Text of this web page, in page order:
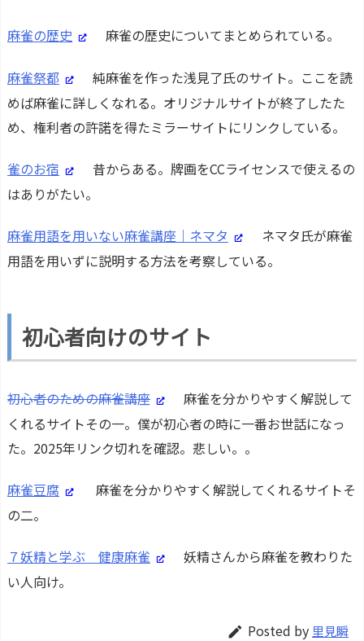
麻雀の歴史 麻雀の歴史についてまとめられている。
麻雀祭都
純麻雀を作った浅見了氏のサイト。ここを読
めば麻雀に詳しくなれる。オリジナルサイトが終了したた
め、権利者の許諾を得たミラーサイトにリンクしている。
雀のお宿
昔からある。牌画をCCライセンスで使えるの
はありがたい。
麻雀用語を用いない麻雀講座｜ネマタ
ネマタ氏が麻雀
用語を用いずに説明する方法を考察している。
初心者向けのサイト
初心者のための麻雀講座
麻雀を分かりやすく解説して
くれるサイトその一。僕が初心者の時に一番お世話になっ
た。2025年リンク切れを確認。悲しい。。
麻雀豆腐
麻雀を分かりやすく解説してくれるサイトそ
の二。
７妖精と学ぶ 健康麻雀
妖精さんから麻雀を教わりた
い人向け。
 Posted by 里見瞬